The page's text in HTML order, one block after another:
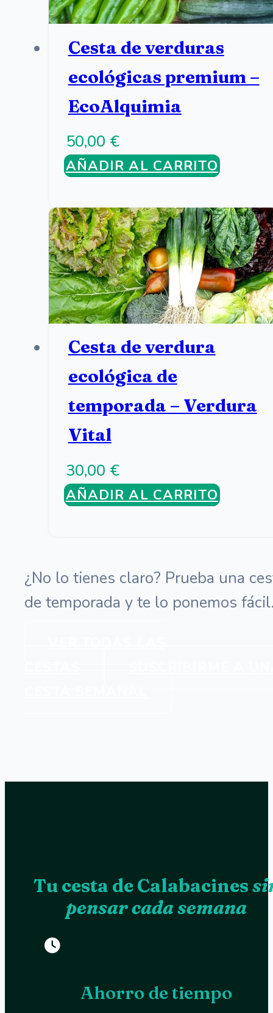
Cesta de verduras
ecológicas premium –
EcoAlquimia
50,00 €
AÑADIR AL CARRITO
Cesta de verdura
ecológica de
temporada – Verdura
Vital
30,00 €
AÑADIR AL CARRITO
¿No lo tienes claro? Prueba una
de temporada y te lo ponemos
Tu cesta de Calabacines
pensar cada semana
Ahorro de tiempo